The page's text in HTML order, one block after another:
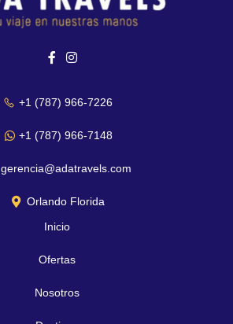
+1 (787) 966-7226
+1 (787) 966-7148
gerencia@adatravels.com
Orlando Florida
Inicio
Ofertas
Nosotros